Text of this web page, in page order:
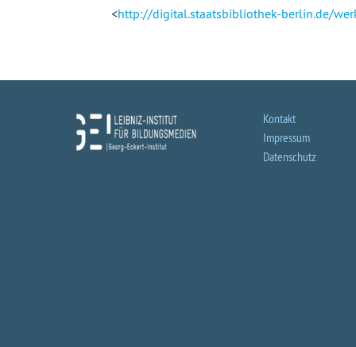
<http://digital.staatsbibliothek-berlin.de/
Kontakt
Impressum
Datenschutz